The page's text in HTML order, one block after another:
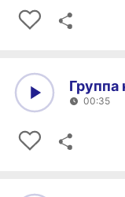
Группа
00:35